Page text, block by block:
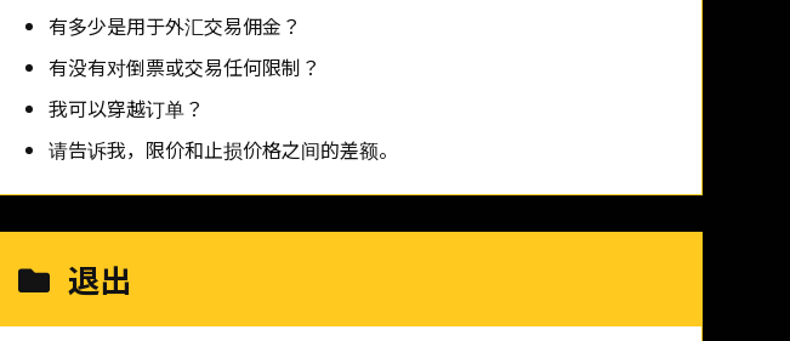
有多少是用于外汇交易佣金？
有没有对倒票或交易任何限制？
我可以穿越订单？
请告诉我，限价和止损价格之间的差额。
退出